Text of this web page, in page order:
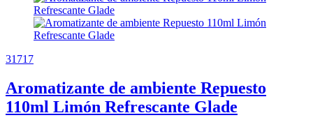
31717
Aromatizante de ambiente Repuesto
110ml Limón Refrescante Glade